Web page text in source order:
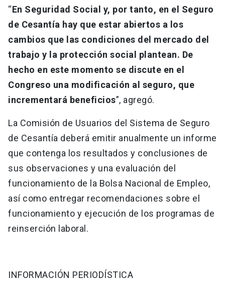
“En Seguridad Social y, por tanto, en el Seguro
de Cesantía hay que estar abiertos a los
cambios que las condiciones del mercado del
trabajo y la protección social plantean. De
hecho en este momento se discute en el
Congreso una modificación al seguro, que
incrementará beneficios”, agregó.
La Comisión de Usuarios del Sistema de Seguro
de Cesantía deberá emitir anualmente un informe
que contenga los resultados y conclusiones de
sus observaciones y una evaluación del
funcionamiento de la Bolsa Nacional de Empleo,
así como entregar recomendaciones sobre el
funcionamiento y ejecución de los programas de
reinserción laboral.
INFORMACIÓN PERIODÍSTICA